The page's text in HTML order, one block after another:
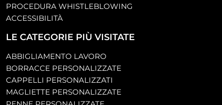
PROCEDURA WHISTLEBLOWING
ACCESSIBILITÀ
LE CATEGORIE PIÙ VISITATE
ABBIGLIAMENTO LAVORO
BORRACCE PERSONALIZZATE
CAPPELLI PERSONALIZZATI
MAGLIETTE PERSONALIZZATE